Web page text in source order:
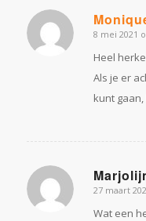
zegt:
8 mei 2021
Heel
Als je er
kunt
zegt:
27 maart
Wat een